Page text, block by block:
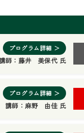
プログラム詳細 ＞
師： 藤井 美保代 氏
プログラム詳細 ＞
講師： 麻野 由佳 氏